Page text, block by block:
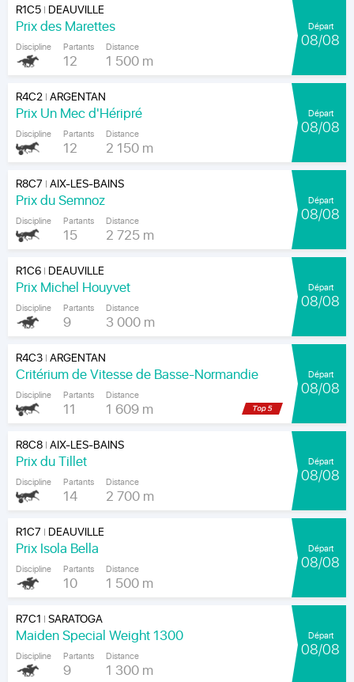
R1C5| DEAUVILLE
Prix des Marettes
Discipline Partants
12
Distance
1 500 m
Départ
08/08
R4C2|ARGENTAN
Prix Un Mec d'Héripré
Discipline Partants
12
Distance
2 150 m
Départ
08/08
R8C7 |AIX-LES-BAINS
Prix du Semnoz
Discipline Partants
15
Distance
2 725 m
Départ
08/08
R1C6| DEAUVILLE
Prix Michel Houyvet
Discipline Partants
9
Distance
3 000 m
Départ
08/08
R4C3|ARGENTAN
Critérium de Vitesse de Basse-Normandie
Discipline Partants
11
Distance
1 609 m
Départ
08/08
R8C8|AIX-LES-BAINS
Prix du Tillet
Discipline Partants
14
Distance
2 700 m
Départ
08/08
R1C7 | DEAUVILLE
Prix Isola Bella
Discipline Partants
10
Distance
1 500 m
Départ
08/08
R7C1 |SARATOGA
Maiden Special Weight 1300
Discipline Partants
9
Distance
1 300 m
Départ
08/08